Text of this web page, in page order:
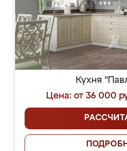
Кухня
Цена: от 36 000